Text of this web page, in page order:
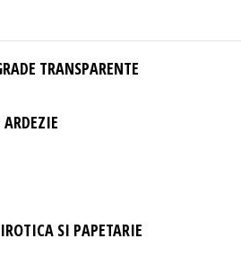
TRANSPARENTE
SI PAPETARIE